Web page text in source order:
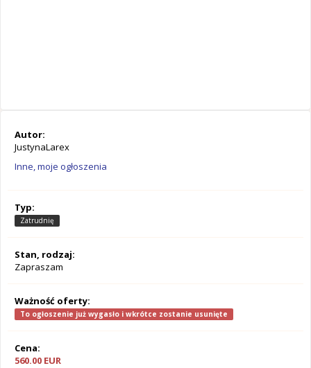
Autor:
JustynaLarex
Inne, moje ogłoszenia
Typ:
Zatrudnię
Stan, rodzaj:
Zapraszam
Ważność oferty:
To ogłoszenie już wygasło i wkrótce zostanie usunięte
Cena:
560.00 EUR